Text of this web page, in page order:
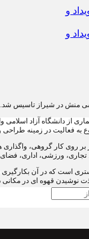
از دانشگاه آزاد
فعالیت در زمینه طراحی
روی کار گروهی، واگذاری
تجاری، ورزشی، اداری،
است که در آن بکارگیری
نوشیدن قهوه ای در